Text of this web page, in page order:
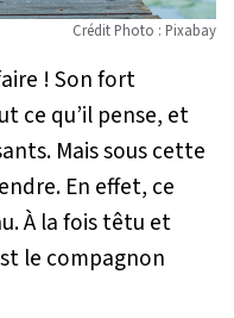
Crédit Photo : Pixabay
! Son fort
ce qu’il pense, et
Mais sous cette
En effet, ce
À la fois têtu et
le compagnon